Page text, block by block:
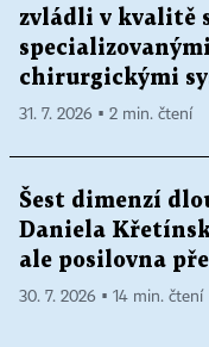
zvládli v kvalitě
chirurgickými
31. 7. 2026 ▪ 2 min. čtení
Šest dimenzí
Daniela
ale posilovna
30. 7. 2026 ▪ 14 min. čtení